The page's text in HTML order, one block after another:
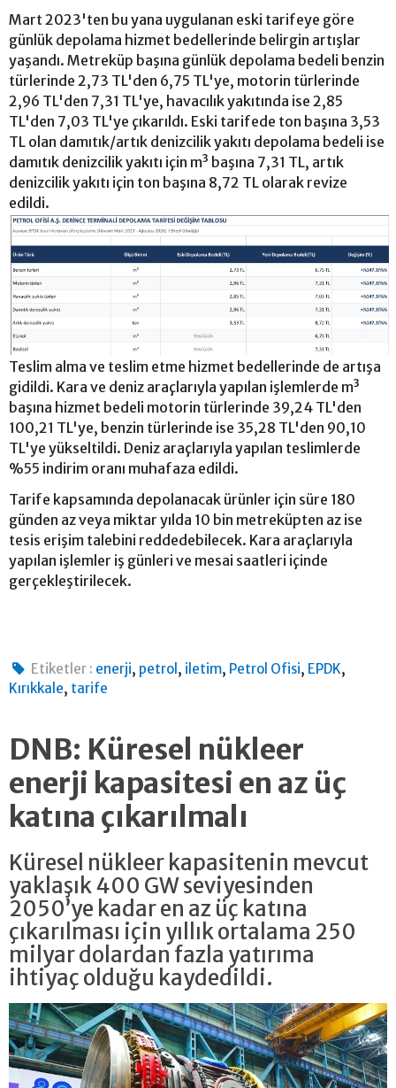
Mart 2023'ten bu yana uygulanan eski tarifeye göre
günlük depolama hizmet bedellerinde belirgin artışlar
yaşandı. Metreküp başına günlük depolama bedeli benzin
türlerinde 2,73 TL'den 6,75 TL'ye, motorin türlerinde
2,96 TL'den 7,31 TL'ye, havacılık yakıtında ise 2,85
TL'den 7,03 TL'ye çıkarıldı. Eski tarifede ton başına 3,53
TL olan damıtık/artık denizcilik yakıtı depolama bedeli ise
damıtık denizcilik yakıtı için m³ başına 7,31 TL, artık
denizcilik yakıtı için ton başına 8,72 TL olarak revize
edildi.
Teslim alma ve teslim etme hizmet bedellerinde de artışa
gidildi. Kara ve deniz araçlarıyla yapılan işlemlerde m³
başına hizmet bedeli motorin türlerinde 39,24 TL'den
100,21 TL'ye, benzin türlerinde ise 35,28 TL'den 90,10
TL'ye yükseltildi. Deniz araçlarıyla yapılan teslimlerde
%55 indirim oranı muhafaza edildi.
Tarife kapsamında depolanacak ürünler için süre 180
günden az veya miktar yılda 10 bin metreküpten az ise
tesis erişim talebini reddedebilecek. Kara araçlarıyla
yapılan işlemler iş günleri ve mesai saatleri içinde
gerçekleştirilecek.
Etiketler : enerji, petrol , iletim, Petrol Ofisi, EPDK,
Kırıkkale, tarife
DNB: Küresel nükleer
enerji kapasitesi en az üç
katına çıkarılmalı
Küresel nükleer kapasitenin mevcut
yaklaşık 400 GW seviyesinden
2050’ye kadar en az üç katına
çıkarılması için yıllık ortalama 250
milyar dolardan fazla yatırıma
ihtiyaç olduğu kaydedildi.